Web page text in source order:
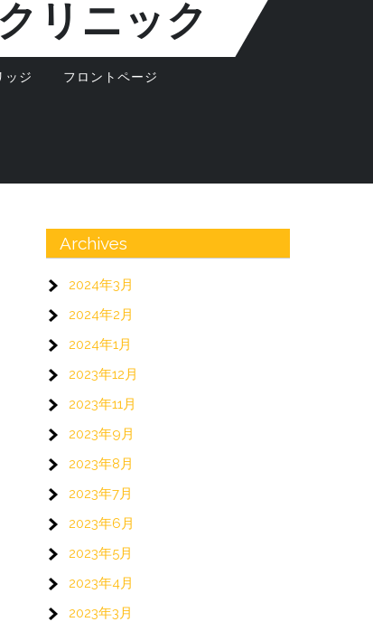
リニック
ッジ フロントページ
Archives
2024年3月
2024年2月
2024年1月
2023年12月
2023年11月
2023年9月
2023年8月
2023年7月
2023年6月
2023年5月
2023年4月
2023年3月